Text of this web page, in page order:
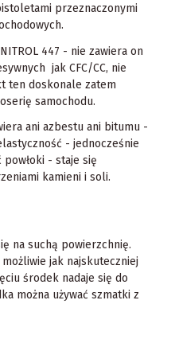
przeznaczonymi
447 - nie zawiera on
jak CFC/CC, nie
ten doskonale zatem
samochodu.
ani azbestu ani bitumu -
- jednocześnie
powłoki - staje się
kamieni i soli.
na suchą powierzchnię.
jak najskuteczniej
środek nadaje się do
można używać szmatki z